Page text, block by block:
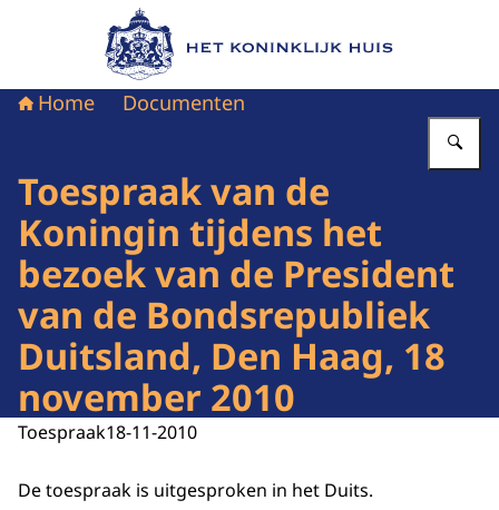
Naar de homepage van Het Koninklijk Huis
Home Documenten
Toespraak van de
Koningin tijdens het
bezoek van de President
van de Bondsrepubliek
Duitsland, Den Haag, 18
november 2010
Toespraak18-11-2010
De toespraak is uitgesproken in het Duits.